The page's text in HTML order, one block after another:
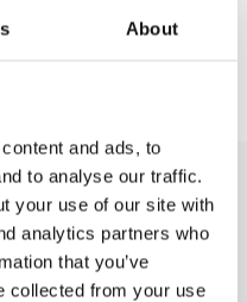
About
and ads, to
to analyse our traffic.
your use of our site with
analytics partners who
that you’ve
collected from your use